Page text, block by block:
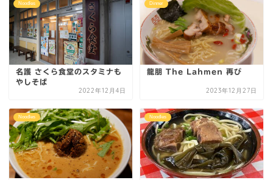
Noodles
名護 さくら食堂のスタミナも
やしそば
2022年12月4日
Dinner
龍朋 The Lahmen 再び
2023年12月27日
Noodles Noodles